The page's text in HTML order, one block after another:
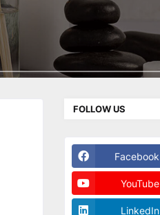
FOLLOW US
Facebook
YouTube
LinkedIn